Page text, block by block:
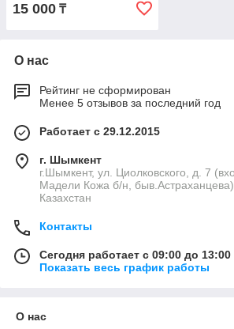
15 000 ₸
О нас
Рейтинг не сформирован
Менее 5 отзывов за последний год
Работает с 29.12.2015
г. Шымкент
г.Шымкент, ул. Циолковского, д. 7
Мадели Кожа б/н,
Казахстан
Контакты
Сегодня работает с 09:00 до 13:00
Показать весь график работы
О нас